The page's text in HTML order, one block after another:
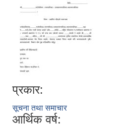
प्रकार:
सूचना तथा समाचार
आर्थिक वर्ष: